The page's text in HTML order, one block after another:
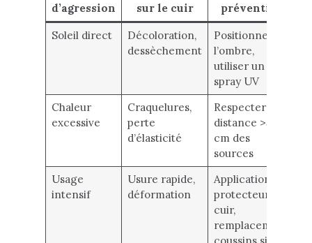
d’agression
sur le cuir
préventive
Soleil direct
Décoloration,
dessèchement
Positionner à
l’ombre,
utiliser un
spray UV
Chaleur
excessive
Craquelures,
perte
d’élasticité
Respecter
distance >50
cm des
sources
Usage
intensif
Usure rapide,
déformation
Application de
protecteur
cuir,
remplacement